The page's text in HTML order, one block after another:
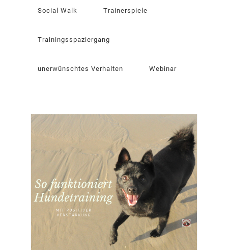
Social Walk Trainerspiele
Trainingsspaziergang
unerwünschtes Verhalten Webinar